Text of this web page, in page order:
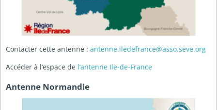
Contacter cette antenne : antenne.iledefrance@asso.seve.org
Accéder à l’espace de l’antenne Ile-de-France
Antenne Normandie